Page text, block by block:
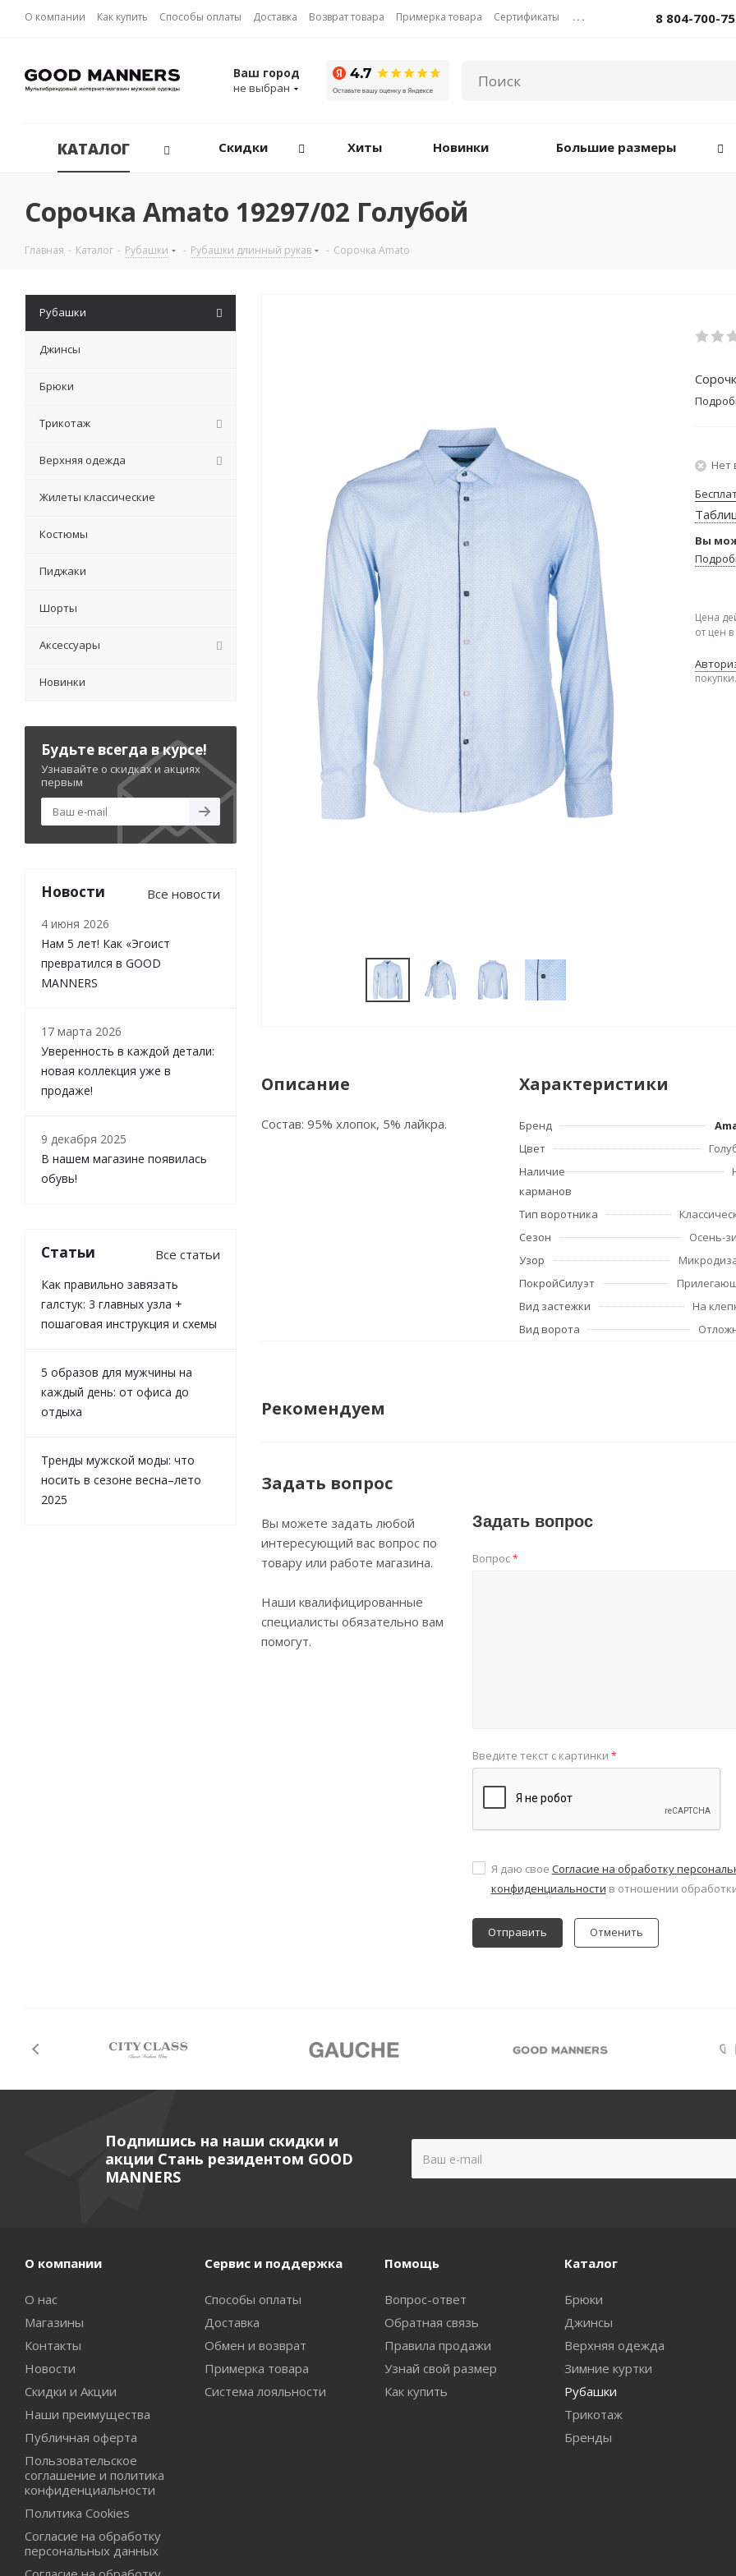
О компании Как купить Способы оплаты Доставка Возврат товара Примерка товара Сертификаты ... 8 804-700-
Ваш город
не выбран
КАТАЛОГ Скидки Хиты Новинки Большие размеры
Сорочка Amato 19297/02 Голубой
Главная - Каталог - Рубашки - Рубашки длинный рукав - Сорочка Amato
Нет
Вы
Цена
от цен
покупки.
Описание
Состав: 95% хлопок, 5% лайкра.
Характеристики
Бренд
Цвет
Наличие
карманов
Тип воротника
Сезон
Осень-
Узор
ПокройСилуэт
Вид застежки
На
Вид ворота
Рекомендуем
Задать вопрос
Вы можете задать любой
интересующий вас вопрос по
товару или работе магазина.
Наши квалифицированные
специалисты обязательно вам
помогут.
Задать вопрос
Вопрос*
Введите текст с картинки *
Я даю свое Согласие на обработку
конфиденциальности в отношении
Отменить
Рубашки
Джинсы
Брюки
Трикотаж
Верхняя одежда
Жилеты классические
Костюмы
Пиджаки
Шорты
Аксессуары
Новинки
Будьте всегда в курсе!
Узнавайте о скидках и акциях
первым
Новости Все новости
4 июня 2026
Нам 5 лет! Как «Эгоист
превратился в GOOD
MANNERS
17 марта 2026
Уверенность в каждой детали:
новая коллекция уже в
продаже!
9 декабря 2025
В нашем магазине появилась
обувь!
Статьи Все статьи
Как правильно завязать
галстук: 3 главных узла +
пошаговая инструкция и схемы
5 образов для мужчины на
каждый день: от офиса до
отдыха
Тренды мужской моды: что
носить в сезоне весна–лето
2025
Подпишись на наши скидки и
акции Стань резидентом GOOD
MANNERS
О компании
О нас
Магазины
Контакты
Новости
Скидки и Акции
Наши преимущества
Публичная оферта
Пользовательское
соглашение и политика
конфиденциальности
Политика Cookies
Согласие на обработку
персональных данных
Сервис и поддержка
Способы оплаты
Доставка
Обмен и возврат
Примерка товара
Система лояльности
Помощь
Вопрос-ответ
Обратная связь
Правила продажи
Узнай свой размер
Как купить
Каталог
Брюки
Джинсы
Верхняя одежда
Зимние куртки
Рубашки
Трикотаж
Бренды